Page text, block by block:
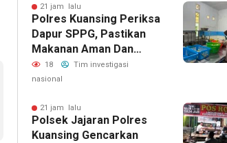
Belanja Bernilai Besar
Jadi Sorotan; LSM
GEMPUR Siapkan
Laporan ke Kejaksaan
21 jam lalu
Polres Kuansing Periksa
Dapur SPPG, Pastikan
Makanan Aman Dan
Layak Dikonsumsi
18
Tim investigasi
nasional
21 jam lalu
Polsek Jajaran Polres
Kuansing Gencarkan